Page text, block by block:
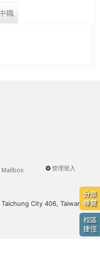
職
分眾
導覽
校區
捷徑
User
管理登入
Mailbox
City 406, Taiwan